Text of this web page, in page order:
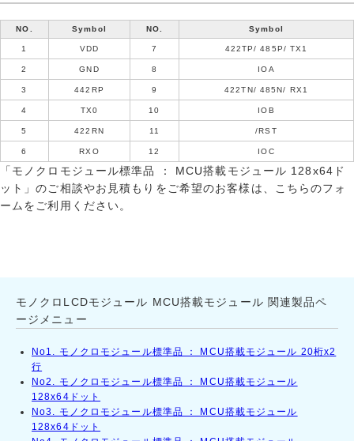
NO. Symbol NO. Symbol
1 VDD 7 422TP/ 485P/ TX1
2 GND 8 IOA
3 442RP 9 422TN/ 485N/ RX1
4 TX0 10 IOB
5 422RN 11 /RST
6 RXO 12 IOC
「モノクロモジュール標準品 ： MCU搭載モジュール 128x64ド
ット」のご相談やお見積もりをご希望のお客様は、こちらのフォ
ームをご利用ください。
モノクロLCDモジュール MCU搭載モジュール 関連製品ペ
ージメニュー
No1. モノクロモジュール標準品 ： MCU搭載モジュール 20桁x2
行
No2. モノクロモジュール標準品 ： MCU搭載モジュール
128x64ドット
No3. モノクロモジュール標準品 ： MCU搭載モジュール
128x64ドット